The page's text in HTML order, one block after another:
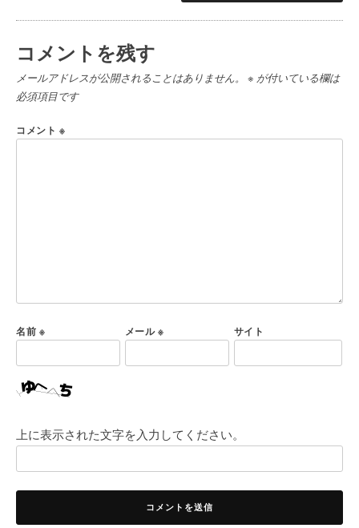
ナ
ビ
ゲ
ー
コメントを残す
メールアドレスが公開されることはありません。 ※ が付いている欄は
必須項目です
コメント ※
名前 ※ メール※ サイト
上に表示された文字を入力してください。